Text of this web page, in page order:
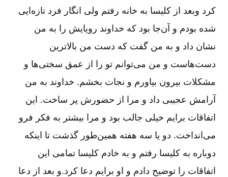
کرد وبعد از کلیسا به خانه رفتم ولی انگار فرد تازه‌ایی
شده بودم و آن‌جا بود که خداوند رویایش را به من
نشان داد و به من گفت که دست من بالاترین
دست‌هاست و من می‌توانم تو را از عمق سختی‌ها و
مشکلات بیرون بیاورم و نجات بخشم. خداوند به من
آرامش عجیبی داد و مرا از حضورش پر ساخت. این
اتفاقات برایم خیلی جالب بود و مرا بیشتر به فکر فرو
می‌انداخت. دو یا سه هفته همین‌طور گذشت تا اینکه
دوباره به کلیسا رفتم و به خادم کلیسا تمامی این
اتفاقات را توضیح دادم و او برایم دعا کرد.و بعد از دعا